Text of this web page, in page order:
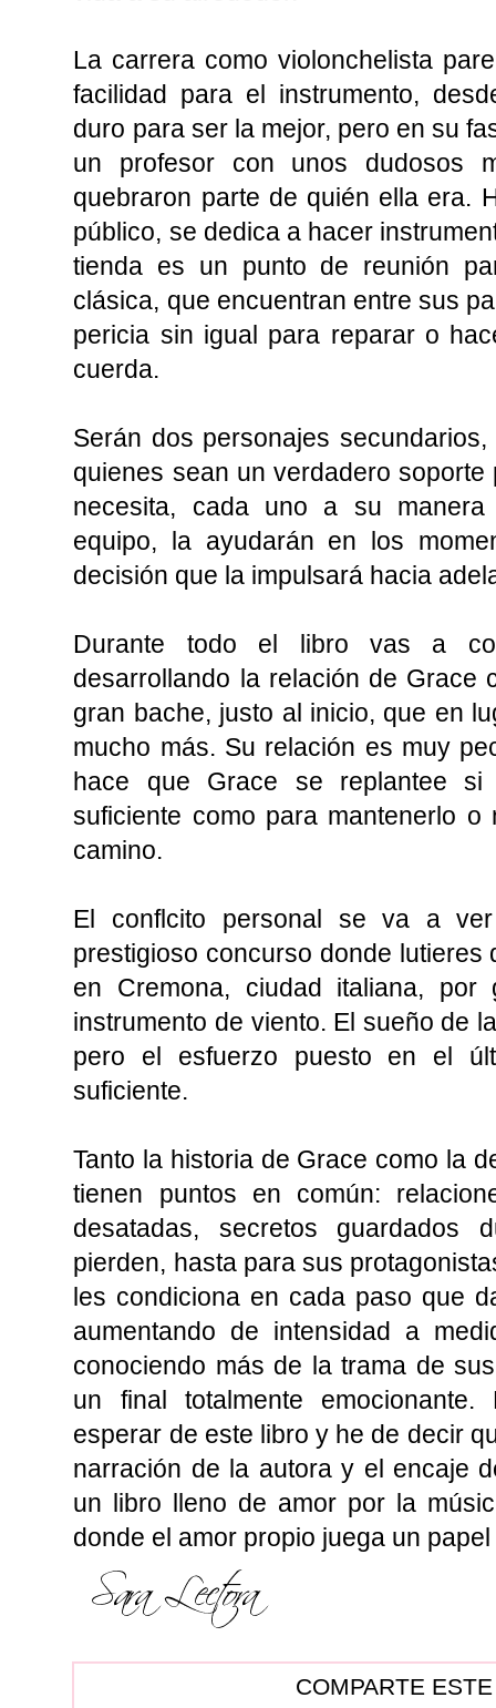
La carrera como violonchelista
facilidad para el instrumento,
duro para ser la mejor, pero en su
un profesor con unos dudosos
quebraron parte de quién ella era.
público, se dedica a hacer
tienda es un punto de reunión
clásica, que encuentran entre sus
pericia sin igual para reparar o
cuerda.
Serán dos personajes
quienes sean un verdadero
necesita, cada uno a su
equipo, la ayudarán en los
decisión que la impulsará hacia
Durante todo el libro vas a
desarrollando la relación de Grace
gran bache, justo al inicio, que en
mucho más. Su relación es muy
hace que Grace se replantee
suficiente como para mantenerlo
camino.
El conflcito personal se va a
prestigioso concurso donde lutieres
en Cremona, ciudad italiana,
instrumento de viento. El sueño de
pero el esfuerzo puesto en el
suficiente.
Tanto la historia de Grace como la
tienen puntos en común:
desatadas, secretos guardados
pierden, hasta para sus
les condiciona en cada paso que
aumentando de intensidad a
conociendo más de la trama de
un final totalmente
esperar de este libro y he de decir
narración de la autora y el encaje
un libro lleno de amor por la
donde el amor propio juega un
COMPARTE